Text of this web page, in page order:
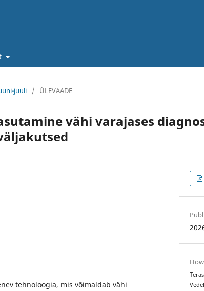
juuli / ÜLEVAADE
vähi varajases
tehnoloogia, mis võimaldab vähi